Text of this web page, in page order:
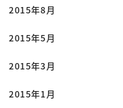
2015年8月
2015年5月
2015年3月
2015年1月